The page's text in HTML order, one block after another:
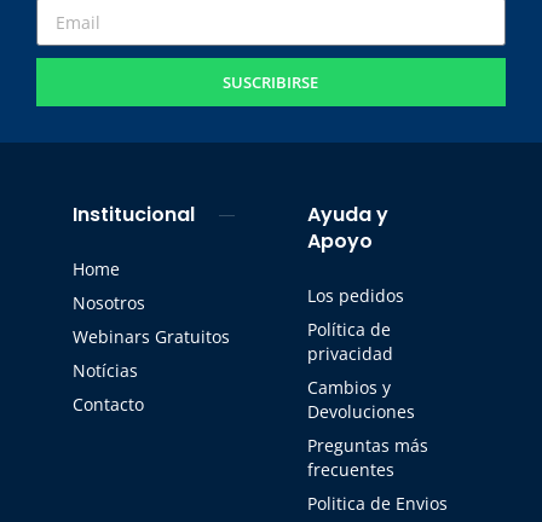
SUSCRIBIRSE
Institucional
Home
Nosotros
Webinars Gratuitos
Notícias
Contacto
Ayuda y
Apoyo
Los pedidos
Política de
privacidad
Cambios y
Devoluciones
Preguntas más
frecuentes
Politica de Envios